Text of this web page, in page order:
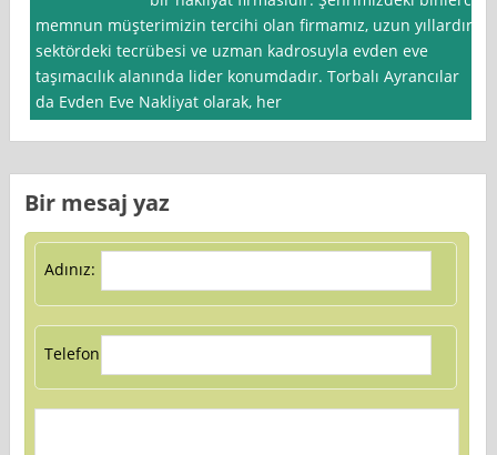
memnun müşterimizin tercihi olan firmamız, uzun yıllardır
sektördeki tecrübesi ve uzman kadrosuyla evden eve
taşımacılık alanında lider konumdadır. Torbalı Ayrancılar
da Evden Eve Nakliyat olarak, her
Bir mesaj yaz
Adınız:
Telefon: